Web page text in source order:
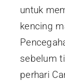
untuk
kencing
sebelum
perhari